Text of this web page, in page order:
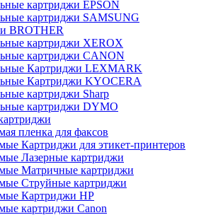
картриджи EPSON
картриджи SAMSUNG
BROTHER
картриджи XEROX
картриджи CANON
Картриджи LEXMARK
Картриджи KYOCERA
картриджи Sharp
картриджи DYMO
пленка для факсов
Картриджи для этикет-принтеров
Лазерные картриджи
Матричные картриджи
Струйные картриджи
Картриджи HP
картриджи Canon